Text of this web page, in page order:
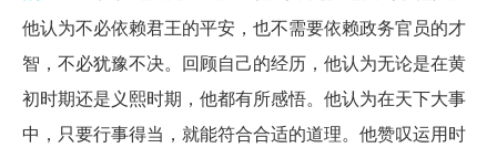
他认为不必依赖君王的平安，也不需要依赖政务官员的才
智，不必犹豫不决。回顾自己的经历，他认为无论是在黄
初时期还是义熙时期，他都有所感悟。他认为在天下大事
中，只要行事得当，就能符合合适的道理。他赞叹运用时